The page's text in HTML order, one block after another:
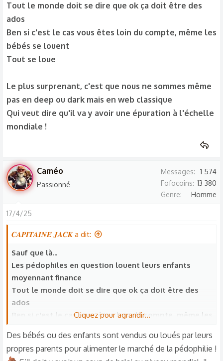
Tout le monde doit se dire que ok ça doit être des
ados
Ben si c'est le cas vous êtes loin du compte, même les
bébés se louent
Tout se loue
Le plus surprenant, c'est que nous ne sommes même
pas en deep ou dark mais en web classique
Qui veut dire qu'il va y avoir une épuration à l'échelle
mondiale !
Caméo
Passionné
Messages
1 574
Fofocoins 13 380
Genre
Homme
17/4/25
𝑪𝑨𝑷𝑰𝑻𝑨𝑰𝑵𝑬 𝑱𝑨𝑪𝑲 a dit:
Sauf que là...
Les pédophiles en question louent leurs enfants
moyennant finance
Tout le monde doit se dire que ok ça doit être des
ados
Ben si c'est le cas vous êtes loin du compte, même les
Tout se loue
Cliquez pour agrandir...
Des bébés ou des enfants sont vendus ou loués par leurs
propres parents pour alimenter le marché de la pédophilie !